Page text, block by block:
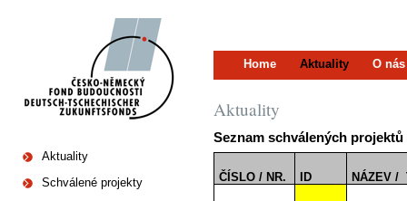
Home Aktuality O nás
Aktuality
Schválené projekty
Aktuality
Seznam schválených projektů
ČÍSLO / NR. ID NÁZEV /